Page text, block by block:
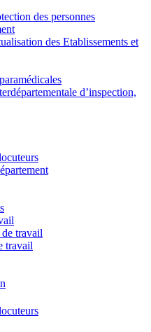
des personnes
des Etablissements et
d’inspection,
travail
travail